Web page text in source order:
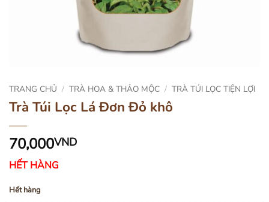
TRANG CHỦ / TRÀ HOA & THẢO MỘC / TRÀ TÚI LỌC TIỆN LỢI
Trà Túi Lọc Lá Đơn Đỏ khô
70,000VND
HẾT HÀNG
Hết hàng